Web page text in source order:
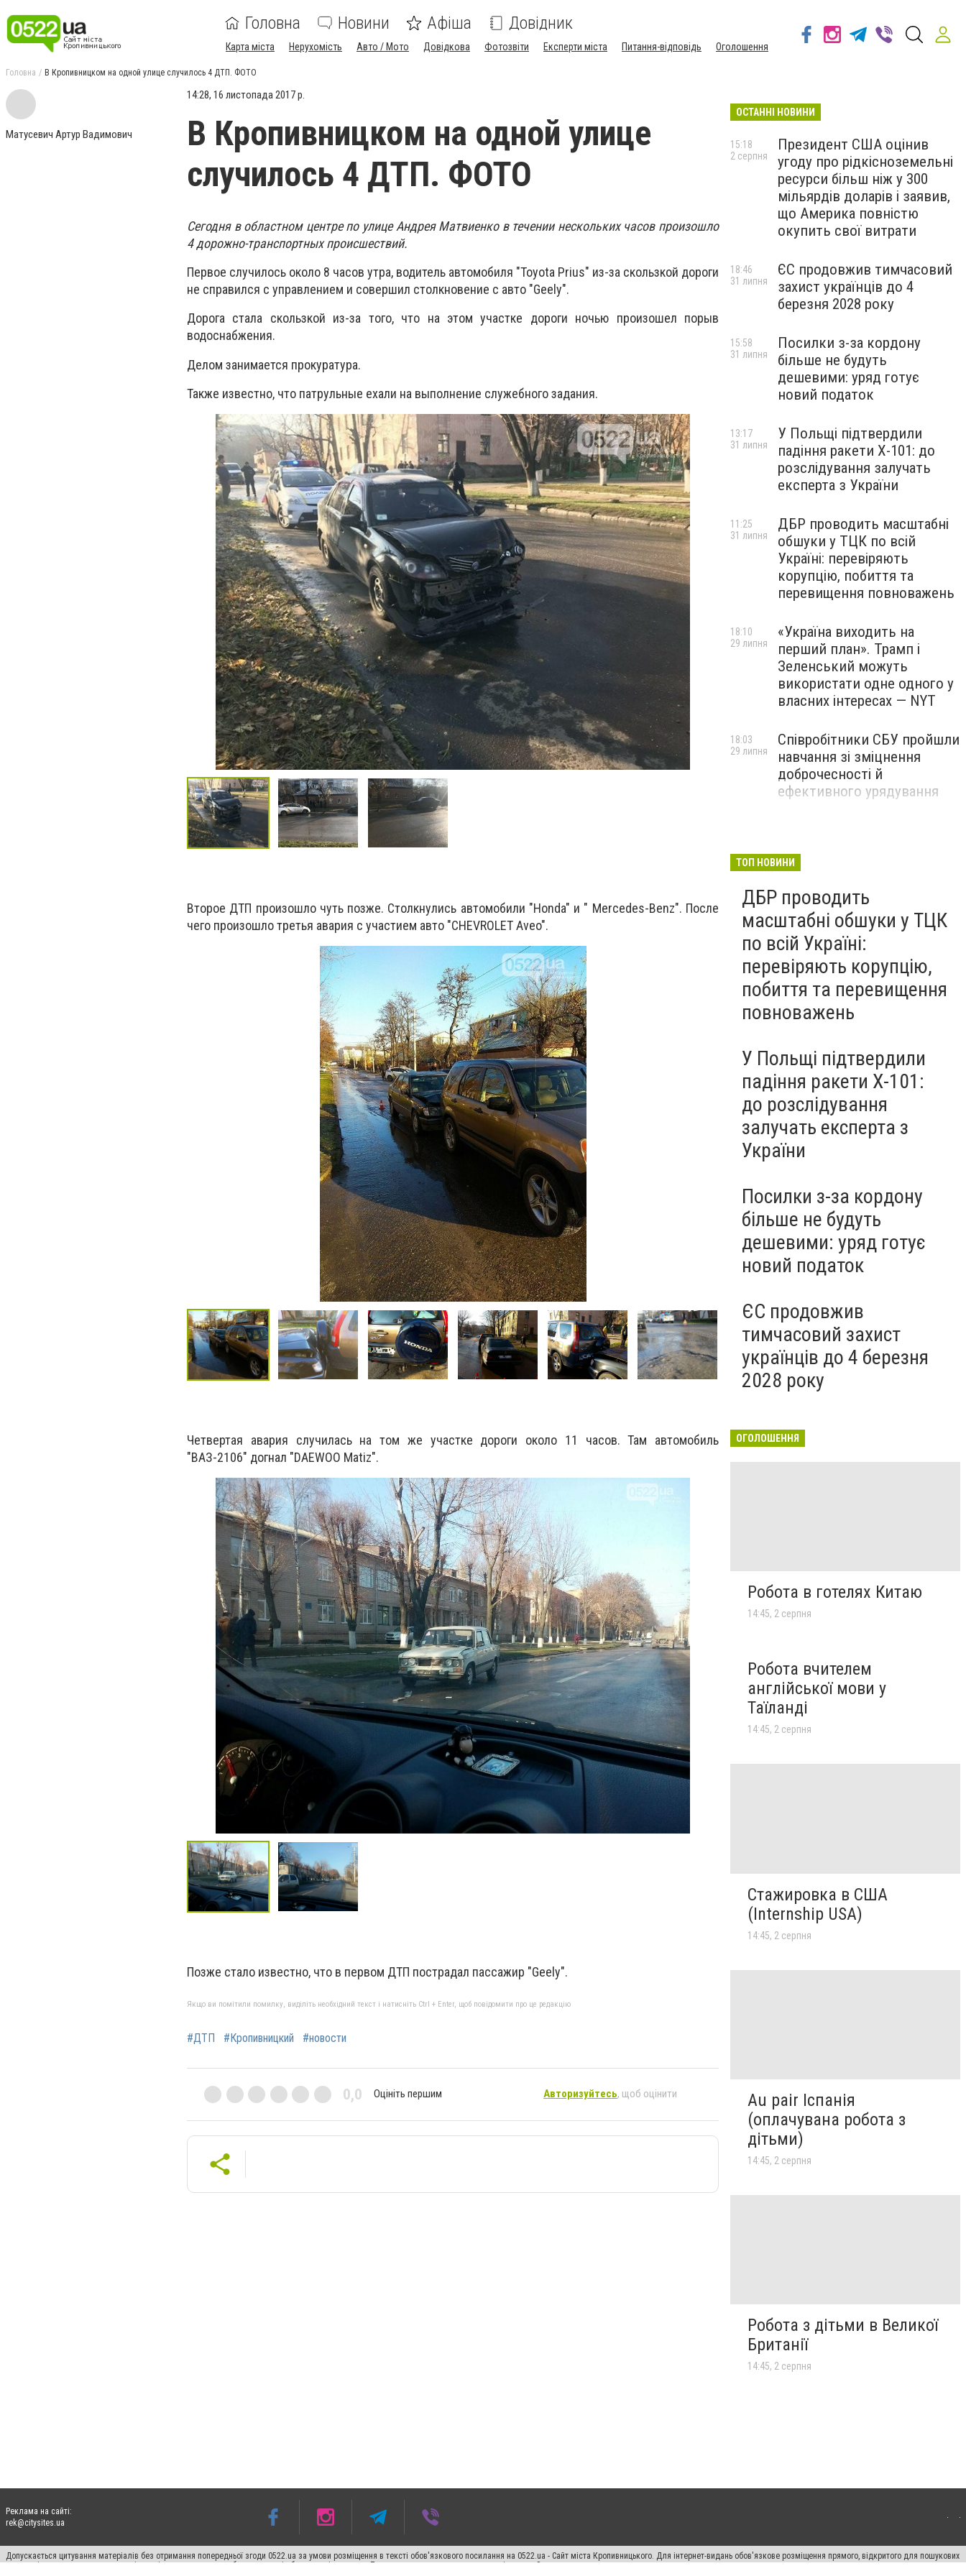
Головна Новини Афіша Довідник
Карта міста Нерухомість Авто / Мото Довідкова Фотозвіти Експерти міста Питання-відповідь Оголошення
Головна В Кропивницком на одной улице случилось 4 ДТП. ФОТО
Матусевич Артур Вадимович
14:28, 16 листопада 2017 р.
В Кропивницком на одной улице
случилось 4 ДТП. ФОТО
Сегодня в областном центре по улице Андрея Матвиенко в течении нескольких часов произошло
4 дорожно-транспортных происшествий.
Первое случилось около 8 часов утра, водитель автомобиля "Toyota Prius" из-за скользкой дороги
не справился с управлением и совершил столкновение с авто "Geely".
Дорога стала скользкой из-за того, что на этом участке дороги ночью произошел порыв
водоснабжения.
Делом занимается прокуратура.
Также известно, что патрульные ехали на выполнение служебного задания.
Второе ДТП произошло чуть позже. Столкнулись автомобили "Honda" и " Mercedes-Benz". После
чего произошло третья авария с участием авто "CHEVROLET Aveo".
Четвертая авария случилась на том же участке дороги около 11 часов. Там автомобиль
"ВАЗ-2106" догнал "DAEWOO Matiz".
Позже стало известно, что в первом ДТП пострадал пассажир "Geely".
Якщо ви помітили помилку, виділіть необхідний текст і натисніть Ctrl + Enter, щоб повідомити про це редакцію
#ДТП #Кропивницкий #новости
0,0 Оцініть першим Авторизуйтесь, щоб оцінити
ОСТАННІ НОВИНИ
Президент США оцінив
угоду про рідкісноземельні
ресурси більш ніж у 300
мільярдів доларів і заявив,
що Америка повністю
окупить свої витрати
15:18
2 серпня
ЄС продовжив тимчасовий
захист українців до 4
березня 2028 року
18:46
31 липня
Посилки з-за кордону
більше не будуть
дешевими: уряд готує
новий податок
15:58
31 липня
У Польщі підтвердили
падіння ракети Х-101: до
розслідування залучать
експерта з України
13:17
31 липня
ДБР проводить масштабні
обшуки у ТЦК по всій
Україні: перевіряють
корупцію, побиття та
перевищення повноважень
11:25
31 липня
«Україна виходить на
перший план». Трамп і
Зеленський можуть
використати одне одного у
власних інтересах — NYT
18:10
29 липня
Співробітники СБУ пройшли
навчання зі зміцнення
доброчесності й
ефективного урядування
18:03
29 липня
війська: у CENTCOM
всіх ракет
ТОП НОВИНИ
ДБР проводить
масштабні обшуки у ТЦК
по всій Україні:
перевіряють корупцію,
побиття та перевищення
повноважень
У Польщі підтвердили
падіння ракети Х-101:
до розслідування
залучать експерта з
України
Посилки з-за кордону
більше не будуть
дешевими: уряд готує
новий податок
ЄС продовжив
тимчасовий захист
українців до 4 березня
2028 року
ОГОЛОШЕННЯ
Робота в готелях Китаю
14:45, 2 серпня
Робота вчителем
англійської мови у
Таїланді
14:45, 2 серпня
Стажировка в США
(Internship USA)
14:45, 2 серпня
Au pair Іспанія
(оплачувана робота з
дітьми)
14:45, 2 серпня
Робота з дітьми в Великої
Британії
14:45, 2 серпня
Реклама на сайті:
rek@citysites.ua
Допускається цитування матеріалів без отримання попередньої згоди 0522.ua за умови розміщення в тексті обов'язкового посилання на 0522.ua - Сайт міста Кропивницького. Для інтернет-видань обов'язкове розміщення прямого, відкритого для пошукових
систем гіперпосилання на цитовані статті не нижче другого абзацу в тексті або в якості джерела. Порушення виняткових прав переслідується Законом.